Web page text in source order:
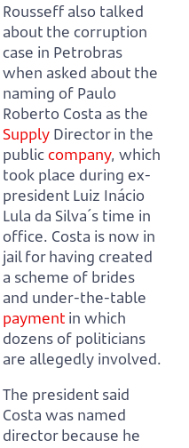
Rousseff also talked
about the corruption
case in Petrobras
when asked about the
naming of Paulo
Roberto Costa as the
Supply Director in the
publiccompany, which
took place during ex-
president Luiz Inácio
Lula da Silva´s time in
office. Costa is now in
jail for having created
a scheme of brides
and under-the-table
payment in which
dozens of politicians
are allegedly involved.
The president said
Costa was named
director because he